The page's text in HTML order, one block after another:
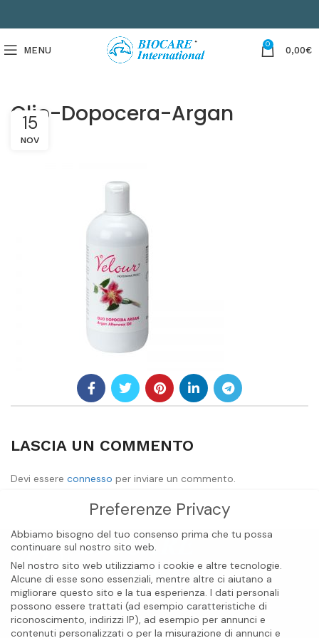
MENU
0
0,00€
Olio-Dopocera-Argan
15
NOV
LASCIA UN COMMENTO
Devi essere connesso per inviare un commento.
Preferenze Privacy
Abbiamo bisogno del tuo consenso prima che tu possa
continuare sul nostro sito web.
Nel nostro sito web utilizziamo i cookie e altre tecnologie.
Alcune di esse sono essenziali, mentre altre ci aiutano a
migliorare questo sito e la tua esperienza. I dati personali
possono essere trattati (ad esempio caratteristiche di
riconoscimento, indirizzi IP), ad esempio per annunci e
contenuti personalizzati o per la misurazione di annunci e